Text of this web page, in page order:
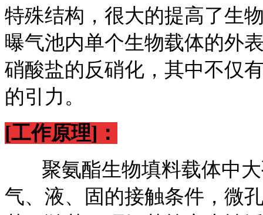
特殊结构，很大的提高了生
曝气池内单个生物载体的外
硝酸盐的反硝化，其中不仅
的引力。
[工作原理]：
聚氨酯生物填料载体中大
气、液、固的接触条件，微